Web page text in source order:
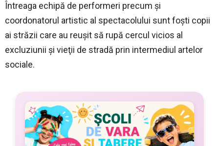
Întreaga echipă de performeri precum şi
coordonatorul artistic al spectacolului sunt foşti copii
ai străzii care au reuşit să rupă cercul vicios al
excluziunii şi vieţii de stradă prin intermediul artelor
sociale.